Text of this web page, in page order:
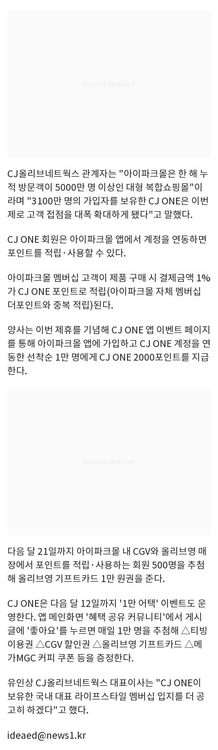
CJ올리브네트웍스 관계자는 "아이파크몰은 한 해 누
적 방문객이 5000만 명 이상인 대형 복합쇼핑몰"이
라며 "3100만 명의 가입자를 보유한 CJ ONE은 이번
제로 고객 접점을 대폭 확대하게 됐다"고 말했다.
CJ ONE 회원은 아이파크몰 앱에서 계정을 연동하면
포인트를 적립·사용할 수 있다.
아이파크몰 멤버십 고객이 제품 구매 시 결제금액 1%
가 CJ ONE 포인트로 적립(아이파크몰 자체 멤버십
더포인트와 중복 적립)된다.
양사는 이번 제휴를 기념해 CJ ONE 앱 이벤트 페이지
를 통해 아이파크몰 앱에 가입하고 CJ ONE 계정을 연
동한 선착순 1만 명에게 CJ ONE 2000포인트를 지급
한다.
다음 달 21일까지 아이파크몰 내 CGV와 올리브영 매
장에서 포인트를 적립·사용하는 회원 500명을 추첨
해 올리브영 기프트카드 1만 원권을 준다.
CJ ONE은 다음 달 12일까지 '1만 어택' 이벤트도 운
영한다. 앱 메인화면 '혜택 공유 커뮤니티'에서 게시
글에 '좋아요'를 누르면 매일 1만 명을 추첨해 △티빙
이용권 △CGV 할인권 △올리브영 기프트카드 △메
가MGC 커피 쿠폰 등을 증정한다.
유인상 CJ올리브네트웍스 대표이사는 "CJ ONE이
보유한 국내 대표 라이프스타일 멤버십 입지를 더 공
고히 하겠다"고 했다.
ideaed@news1.kr